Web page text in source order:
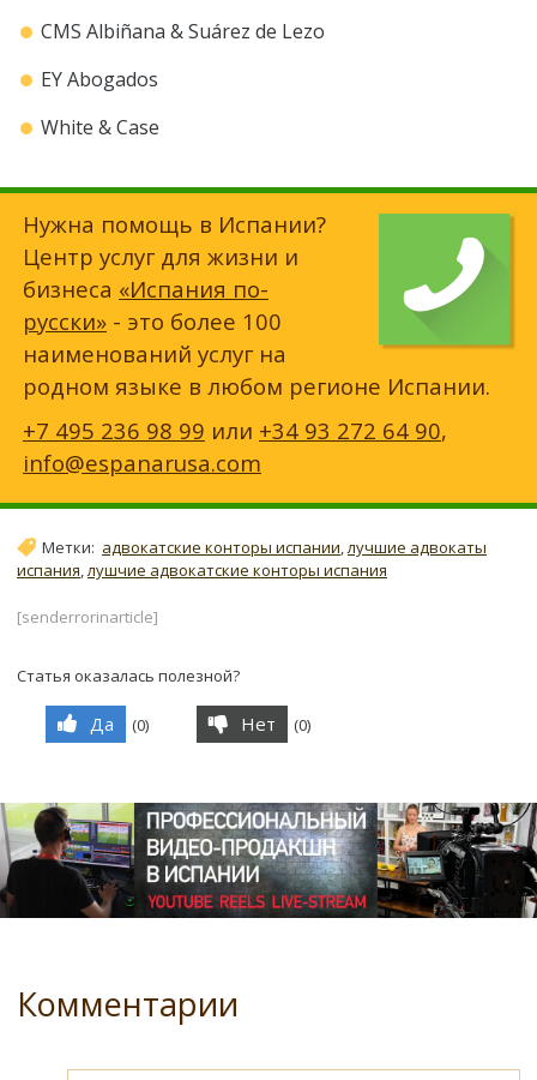
CMS Albiñana & Suárez de Lezo
EY Abogados
White & Case
Нужна помощь в Испании?
Центр услуг для жизни и
бизнеса «Испания по-
русски» - это более 100
наименований услуг на
родном языке в любом регионе Испании.
+7 495 236 98 99 или +34 93 272 64 90,
info@espanarusa.com
Метки: адвокатские конторы испании,лучшие адвокаты
испания,лушчие адвокатские конторы испания
[senderrorinarticle]
Статья оказалась полезной?
Да (0) Нет (0)
Комментарии